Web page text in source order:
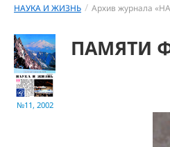
НАУКА И ЖИЗНЬ / Архив журнала
№11, 2002
ПАМЯТИ